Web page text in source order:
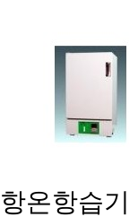
항온항습기